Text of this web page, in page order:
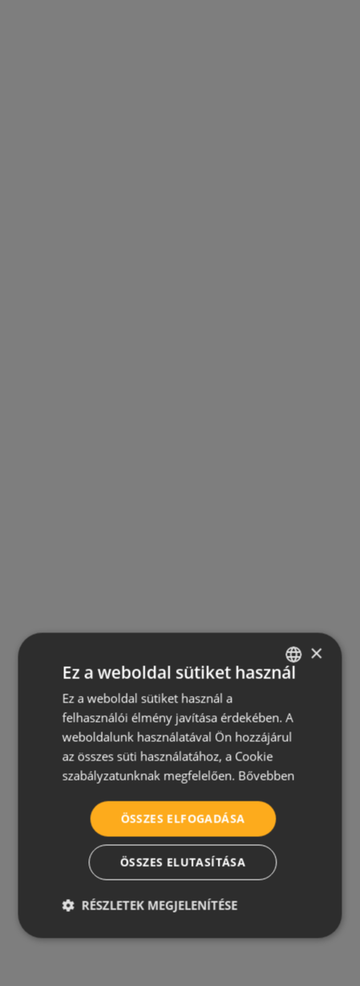
CROATIAN
ROMANIAN
SERBIAN
×
Ez a weboldal sütiket használ
Ez a weboldal sütiket használ a
felhasználói élmény javítása érdekében. A
weboldalunk használatával Ön hozzájárul
az összes süti használatához, a Cookie
szabályzatunknak megfelelően. Bővebben
ÖSSZES ELFOGADÁSA
ÖSSZES ELUTASÍTÁSA
RÉSZLETEK MEGJELENÍTÉSE